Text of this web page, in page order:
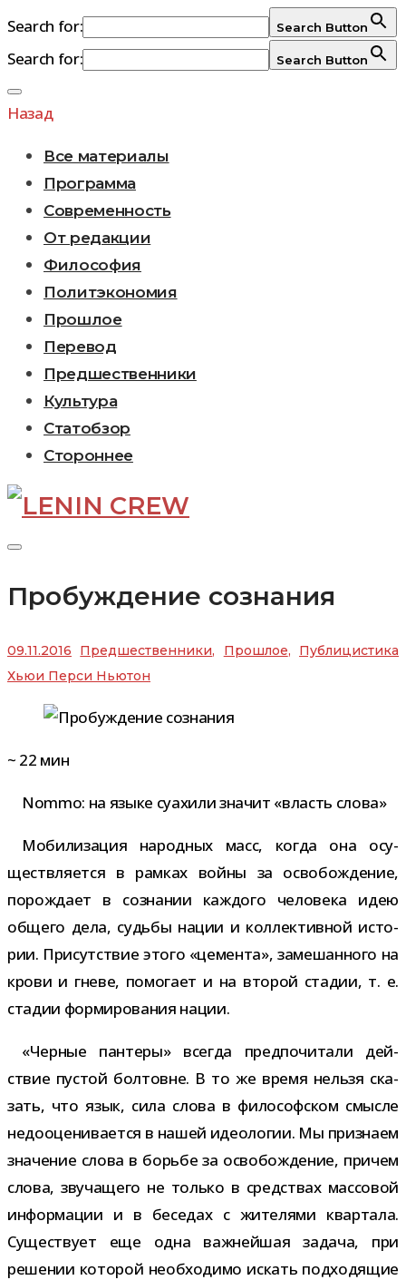
Search for: Search Button
Search for: Search Button
Перейти
к
Назад
Все материалы
Программа
Современность
От редакции
Философия
Политэкономия
Прошлое
Перевод
Предшественники
Культура
Статобзор
Стороннее
Пробуждение сознания
09.11.2016 Предшественники, Прошлое, Публицистика
Хьюи Перси Ньютон
~ 22 мин
Nommo: на языке суа­хили зна­чит «власть слова»
Мобилизация народ­ных масс, когда она осу­
ществ­ля­ется в рам­ках войны за осво­бож­де­ние,
порож­дает в созна­нии каж­дого чело­века идею
общего дела, судьбы нации и кол­лек­тив­ной исто­
рии. Присутствие этого «цемента», заме­шан­ного на
крови и гневе, помо­гает и на вто­рой ста­дии, т. е.
ста­дии фор­ми­ро­ва­ния нации.
«Черные пан­теры» все­гда пред­по­чи­тали дей­
ствие пустой бол­товне. В то же время нельзя ска­
зать, что язык, сила слова в фило­соф­ском смысле
недо­оце­ни­ва­ется в нашей идео­ло­гии. Мы при­знаем
зна­че­ние слова в борьбе за осво­бож­де­ние, при­чем
слова, зву­ча­щего не только в сред­ствах мас­со­вой
инфор­ма­ции и в бесе­дах с жите­лями квар­тала.
Существует еще одна важ­ней­шая задача, при
реше­нии кото­рой необ­хо­димо искать под­хо­дя­щие